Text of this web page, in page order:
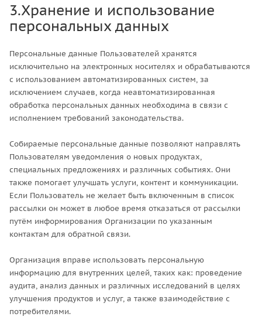
3.Хранение и использование
персональных данных
Персональные данные Пользователей хранятся
исключительно на электронных носителях и обрабатываются
с использованием автоматизированных систем, за
исключением случаев, когда неавтоматизированная
обработка персональных данных необходима в связи с
исполнением требований законодательства.
Собираемые персональные данные позволяют направлять
Пользователям уведомления о новых продуктах,
специальных предложениях и различных событиях. Они
также помогает улучшать услуги, контент и коммуникации.
Если Пользователь не желает быть включенным в список
рассылки он может в любое время отказаться от рассылки
путём информирования Организации по указанным
контактам для обратной связи.
Организация вправе использовать персональную
информацию для внутренних целей, таких как: проведение
аудита, анализ данных и различных исследований в целях
улучшения продуктов и услуг, а также взаимодействие с
потребителями.